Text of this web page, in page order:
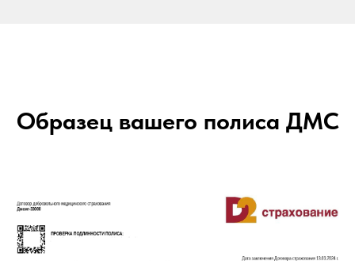
Образец вашего полиса ДМС